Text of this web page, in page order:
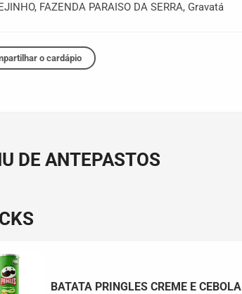
FAZENDA PARAISO DA SERRA, Gravatá
o cardápio
DE ANTEPASTOS
BATATA PRINGLES CREME E